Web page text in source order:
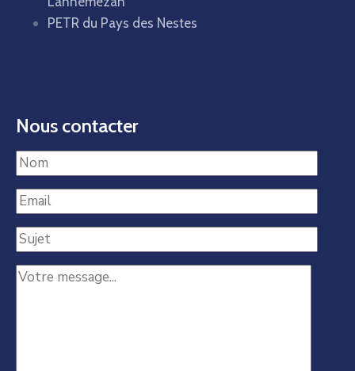
PETR du Pays des Nestes
Nous contacter